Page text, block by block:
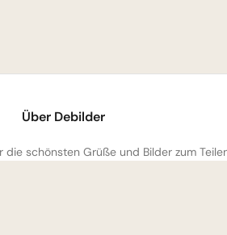
Über Debilder
schönsten Grüße und Bilder zum